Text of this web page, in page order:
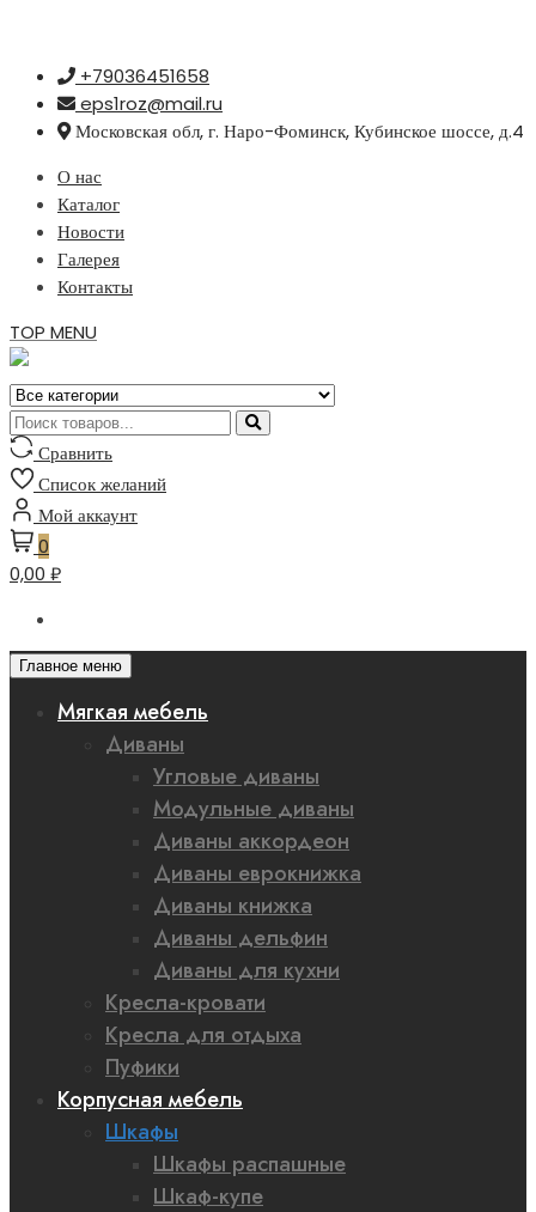
Перейти
содержимому
+79036451658
eps1roz@mail.ru
Московская обл, г. Наро-Фоминск, Кубинское шоссе, д.4
О нас
Каталог
Новости
Галерея
Контакты
TOP MENU
Сравнить
Список желаний
Мой аккаунт
0
0,00 ₽
Главное меню
Мягкая мебель
Диваны
Угловые диваны
Модульные диваны
Диваны аккордеон
Диваны еврокнижка
Диваны книжка
Диваны дельфин
Диваны для кухни
Кресла-кровати
Кресла для отдыха
Пуфики
Корпусная мебель
Шкафы
Шкафы распашные
Шкаф-купе